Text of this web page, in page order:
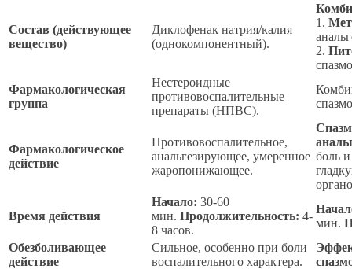
Состав (действующее
вещество)
Диклофенак натрия/калия
(однокомпонентный).
1.
2.
Фармакологическая
группа
Нестероидные
противовоспалительные
препараты (НПВС).
Фармакологическое
действие
Противовоспалительное,
анальгезирующее, умеренное
жаропонижающее.
боль
Время действия
Начало: 30-60
мин. Продолжительность: 4-
8 часов.
мин.
Обезболивающее
действие
Сильное, особенно при боли
воспалительного характера.